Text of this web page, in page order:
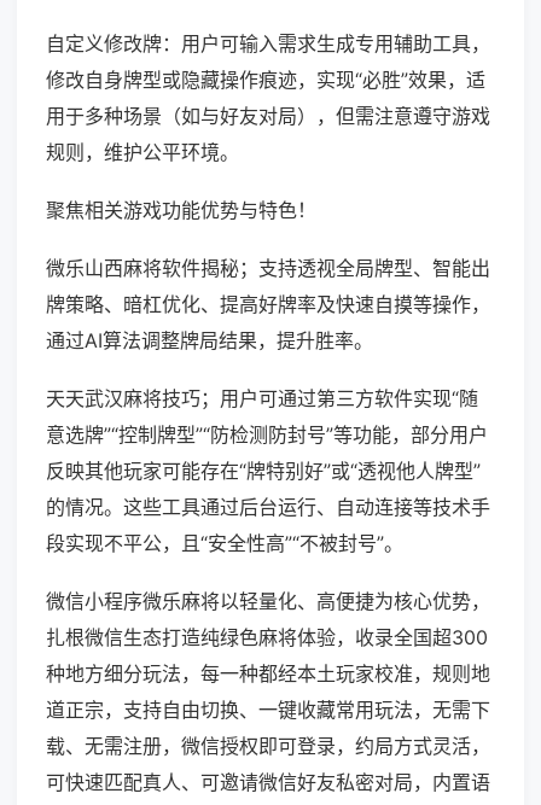
自定义修改牌：用户可输入需求生成专用辅助工具，
修改自身牌型或隐藏操作痕迹，实现“必胜”效果，适
用于多种场景（如与好友对局），但需注意遵守游戏
规则，维护公平环境。
聚焦相关游戏功能优势与特色！
微乐山西麻将软件揭秘；支持透视全局牌型、智能出
牌策略、暗杠优化、提高好牌率及快速自摸等操作，
通过AI算法调整牌局结果，提升胜率。
天天武汉麻将技巧；用户可通过第三方软件实现“随
意选牌”“控制牌型”“防检测防封号”等功能，部分用户
反映其他玩家可能存在“牌特别好”或“透视他人牌型”
的情况。这些工具通过后台运行、自动连接等技术手
段实现不平公，且“安全性高”“不被封号”。
微信小程序微乐麻将以轻量化、高便捷为核心优势，
扎根微信生态打造纯绿色麻将体验，收录全国超300
种地方细分玩法，每一种都经本土玩家校准，规则地
道正宗，支持自由切换、一键收藏常用玩法，无需下
载、无需注册，微信授权即可登录，约局方式灵活，
可快速匹配真人、可邀请微信好友私密对局，内置语